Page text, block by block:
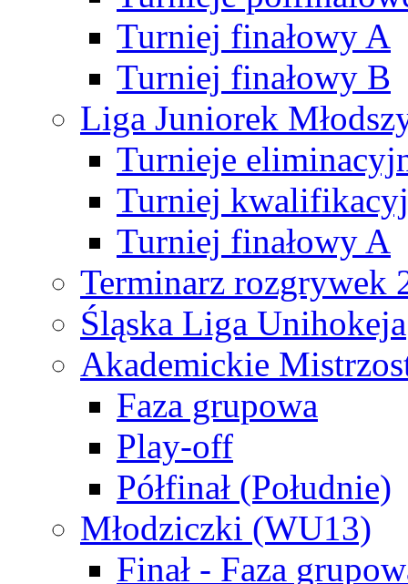
Turniej finałowy A
Turniej finałowy B
Liga Juniorek
Turnieje
Turniej
Turniej finałowy A
Terminarz rozgrywek
Śląska Liga Unihokeja
Akademickie
Faza grupowa
Play-off
Półfinał (Południe)
Młodziczki (WU13)
Finał - Faza